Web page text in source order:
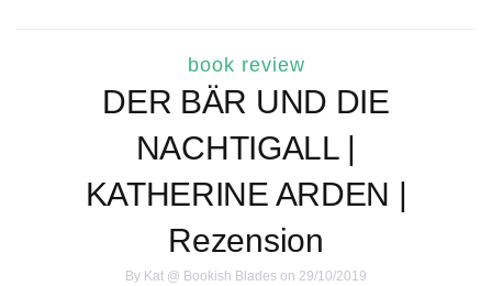
book review
DER BÄR UND DIE
NACHTIGALL |
KATHERINE ARDEN |
Rezension
By Kat @ Bookish Blades on 29/10/2019